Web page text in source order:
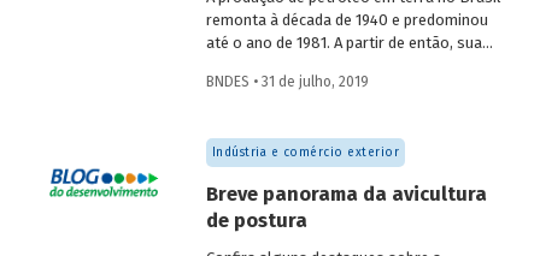
remonta à década de 1940 e predominou
até o ano de 1981. A partir de então, sua
passou a ser menor do que a marítima,
absoluto da produção terrestre passou a
ser declinante. Atualmente, a continuidade
país surge como oportunidade para
operadores de pequeno e médio porte,
dada a existência de muitos campos
BNDES • 31 de julho, 2019
Indústria e comércio exterior
Breve panorama da avicultura
de postura